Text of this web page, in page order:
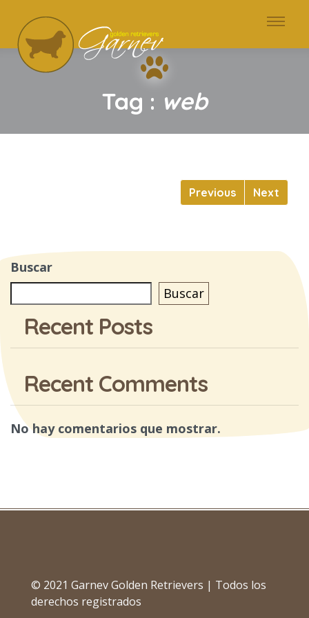
Tag : web
Previous Next
Buscar
Buscar
Recent Posts
Recent Comments
No hay comentarios que mostrar.
© 2021 Garnev Golden Retrievers | Todos los
derechos registrados